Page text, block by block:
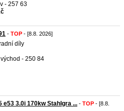
- 257 63
- TOP - [8.8. 2026]
díly
- 250 84
e53 3.0i 170kw Stahlgra ... - TOP - [8.8.